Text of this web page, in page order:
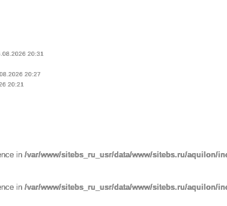
20:31
20:27
20:21
in /var/www/sitebs_ru_usr/data/www/sitebs.ru/aquilon/
in /var/www/sitebs_ru_usr/data/www/sitebs.ru/aquilon/